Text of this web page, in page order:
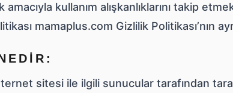
kullanım alışkanlıklarını takip
mamaplus.com Gizlilik Politikası’nın
sitesi ile ilgili sunucular tarafından